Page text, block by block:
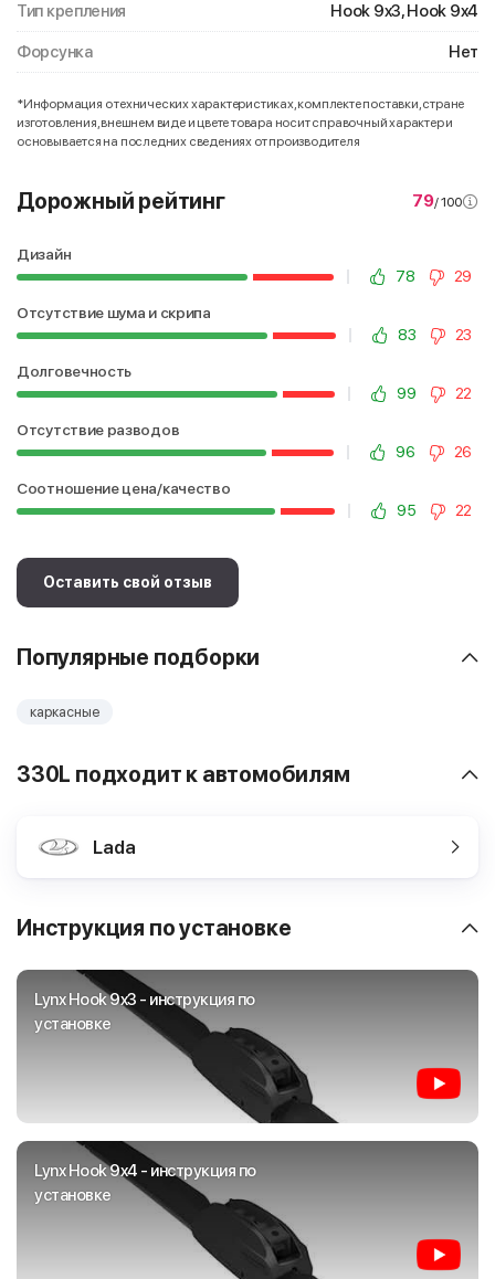
Тип крепления Hook 9x3, Hook 9x4
Форсунка Нет
*Информация о технических характеристиках, комплекте поставки, стране
изготовления, внешнем виде и цвете товара носит справочный характер и
основывается на последних сведениях от производителя
Дорожный рейтинг 79/ 100
Дизайн
78
29
Отсутствие шума и скрипа
83
23
Долговечность
99
22
Отсутствие разводов
96
26
Соотношение цена/качество
95
22
Оставить свой отзыв
Популярные подборки
каркасные
330L подходит к автомобилям
Lada
Инструкция по установке
Lynx Hook 9x3 - инструкция по
установке
Lynx Hook 9x4 - инструкция по
установке